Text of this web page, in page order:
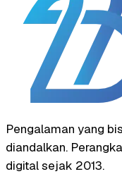
Pengalaman yang
diandalkan.
digital sejak 2013.